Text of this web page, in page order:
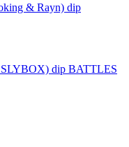
& Rayn) dip
SLYBOX) dip BATTLES